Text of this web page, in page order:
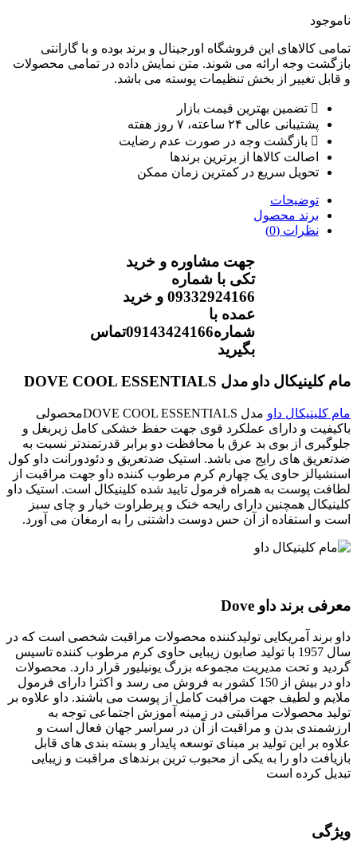
ناموجود
تمامی کالاهای این فروشگاه اورجینال و برند بوده و با گارانتی
بازگشت وجه ارائه می شوند. متن نمایش داده در تمامی محصولات
و قابل تغییر از بخش تنظیمات پوسته می باشد.
تضمین بهترین قیمت بازار
پشتیبانی عالی ۲۴ ساعته، ۷ روز هفته
بازگشت وجه در صورت عدم رضایت
اصالت کالاها از برترین برندها
تحویل سریع در کمترین زمان ممکن
توضیحات
برند محصول
نظرات (0)
جهت مشاوره و خرید
تکی با شماره
09332924166 و خرید
عمده با
شماره09143424166تماس
بگیرید
مام کلینیکال داو مدل DOVE COOL ESSENTIALS
مام کلینیکال داو
مدل DOVE COOL ESSENTIALSمحصولی
باکیفیت و دارای عملکرد قوی جهت حفظ خشکی کامل زیربغل و
جلوگیری از بوی بد عرق با محافظت دو برابر قدرتمندتر نسبت به
ضدتعریق های رایج می باشد. استیک ضدتعریق و دئودورانت داو کول
اسنشیالز حاوی یک چهارم کرم مرطوب کننده داو جهت مراقبت از
لطافت پوست به همراه فرمول تایید شده کلینیکال است. استیک داو
کلینیکال همچنین دارای رایحه خنک و پرطراوت خیار و چای سبز
است و استفاده از آن حس دوست داشتنی را به ارمغان می آورد.
معرفی برند داو Dove
داو برند آمریکایی تولیدکننده محصولات مراقبت شخصی است که در
سال 1957 با تولید صابون زیبایی حاوی کرم مرطوب کننده تاسیس
گردید و تحت مدیریت مجموعه بزرگ یونیلیور قرار دارد. محصولات
داو در بیش از 150 کشور به فروش می رسد و اکثرا دارای فرمول
ملایم و لطیف جهت مراقبت کامل از پوست می باشند. داو علاوه بر
تولید محصولات مراقبتی در زمینه آموزش اجتماعی توجه به
ارزشمندی بدن و مراقبت از آن در سراسر جهان فعال است و
علاوه بر این تولید بر مبنای توسعه پایدار و بسته بندی های قابل
بازیافت داو را به یکی از محبوب ترین برندهای مراقبت و زیبایی
تبدیل کرده است
ویژگی